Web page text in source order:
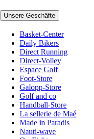
Unsere Geschäfte
Basket-Center
Daily Bikers
Direct Running
Direct-Volley
Espace Golf
Foot-Store
Galopp-Store
Golf and co
Handball-Store
La sellerie de Maé
Made in Paradis
Nauti-wave